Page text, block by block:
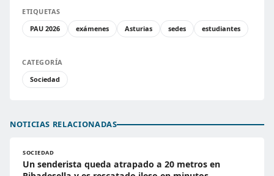
ETIQUETAS
PAU 2026
exámenes Asturias sedes estudiantes
CATEGORÍA
Sociedad
NOTICIAS RELACIONADAS
SOCIEDAD
Un senderista queda atrapado a 20 metros en